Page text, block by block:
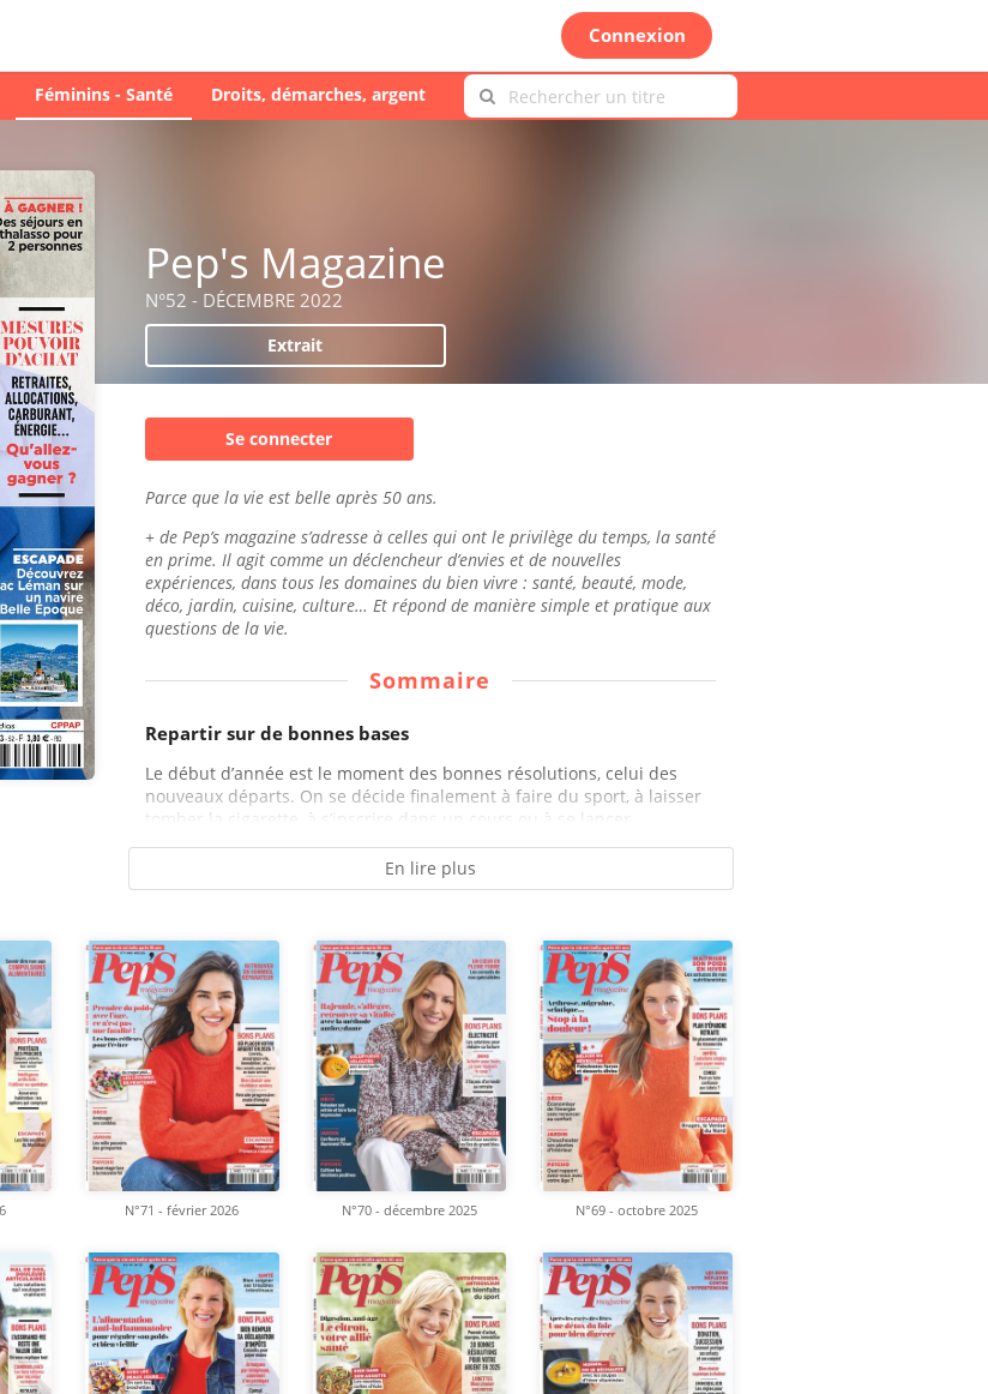
Connexion
Féminins - Santé Droits, démarches, argent
Pep's Magazine
N°52 - DÉCEMBRE 2022
Extrait
Se connecter
Parce que la vie est belle après 50 ans.
+ de Pep’s magazine s’adresse à celles qui ont le privilège du temps, la santé
en prime. Il agit comme un déclencheur d’envies et de nouvelles
expériences, dans tous les domaines du bien vivre : santé, beauté, mode,
déco, jardin, cuisine, culture… Et répond de manière simple et pratique aux
questions de la vie.
Sommaire
Repartir sur de bonnes bases
Le début d’année est le moment des bonnes résolutions, celui des
nouveaux départs. On se décide finalement à faire du sport, à laisser
tomber la cigarette, à s’inscrire dans un cours ou à se lancer...
En lire plus
N°71 - février 2026 N°70 - décembre 2025 N°69 - octobre 2025